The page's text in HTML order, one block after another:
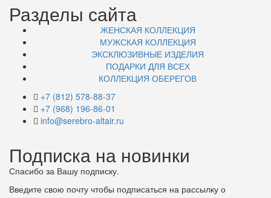
Разделы сайта
ЖЕНСКАЯ КОЛЛЕКЦИЯ
МУЖСКАЯ КОЛЛЕКЦИЯ
ЭКСКЛЮЗИВНЫЕ ИЗДЕЛИЯ
ПОДАРКИ ДЛЯ ВСЕХ
КОЛЛЕКЦИЯ ОБЕРЕГОВ
+7 (812) 578-88-37
+7 (968) 196-86-01
info@serebro-altair.ru
Подписка на новинки
Спасибо за Вашу подписку.
Введите свою почту чтобы подписаться на рассылку о